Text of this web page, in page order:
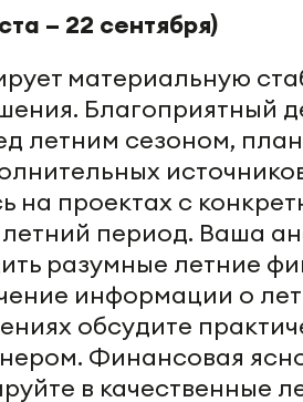
– 22 сентября)
материальную
Благоприятный
летним сезоном,
на проектах с
период. Ваша
разумные летние
информации о
обсудите
Финансовая
в качественные